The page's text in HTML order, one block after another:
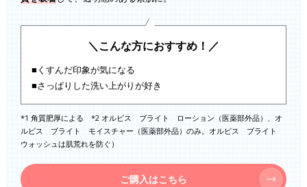
＼こんな方におすすめ！／
■くすんだ印象が気になる
■さっぱりした洗い上がりが好き
*1 角質肥厚による *2 オルビス ブライト ローション（医薬部外品）、オ
ルビス ブライト モイスチャー（医薬部外品）のみ。オルビス ブライト
ウォッシュは肌荒れを防ぐ）
ご購入はこちら